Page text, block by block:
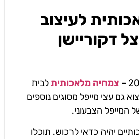
לעיצוב
דקוריישן
צמחיה מלאכותיתלבית
גם עצי מייפל מסוגים נוספים
המייפל הצבעוני.
יהיה כדאי לרכוש. תוכלו